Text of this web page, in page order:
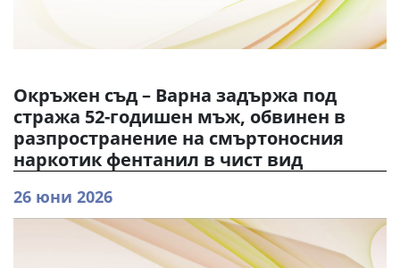
Окръжен съд – Варна задържа под
стража 52-годишен мъж, обвинен в
разпространение на смъртоносния
наркотик фентанил в чист вид
26 юни 2026